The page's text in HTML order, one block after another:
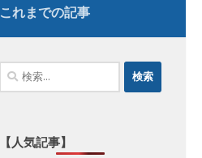
これまでの記事
検
索:
【人気記事】